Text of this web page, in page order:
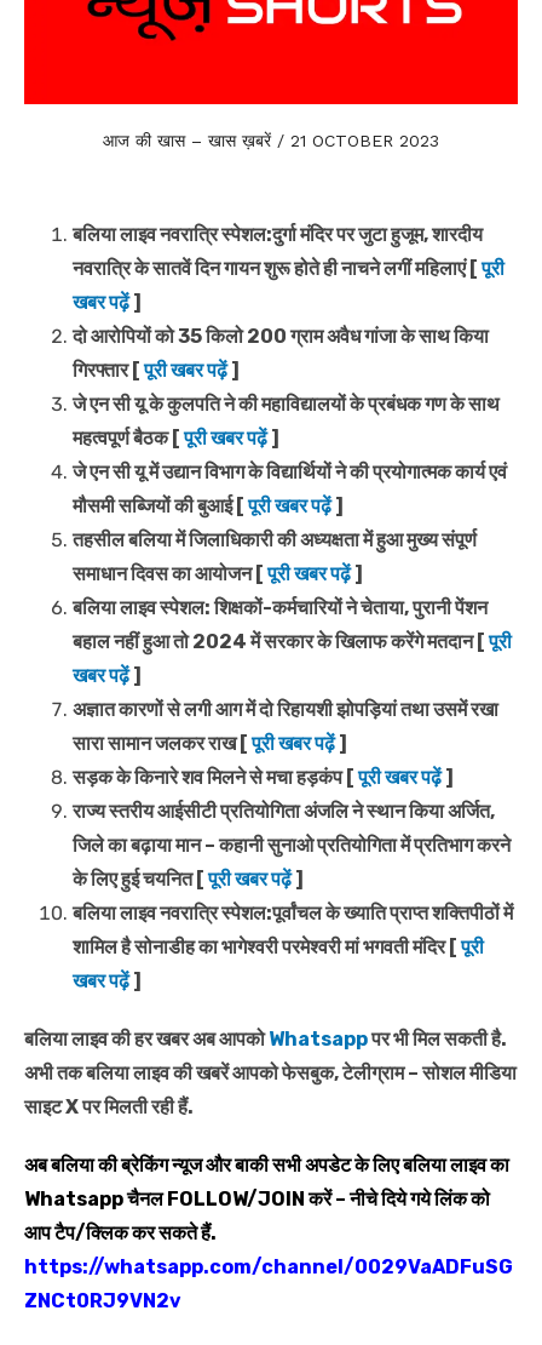
आज की खास – खास ख़बरें / 21 OCTOBER 2023
बलिया लाइव नवरात्रि स्पेशल:दुर्गा मंदिर पर जुटा हुजूम, शारदीय
नवरात्रि के सातवें दिन गायन शुरू होते ही नाचने लगीं महिलाएं [पूरी
खबर पढ़ें]
दो आरोपियों को 35 किलो 200 ग्राम अवैध गांजा के साथ किया
गिरफ्तार [पूरी खबर पढ़ें]
जे एन सी यू के कुलपति ने की महाविद्यालयों के प्रबंधक गण के साथ
महत्वपूर्ण बैठक [पूरी खबर पढ़ें]
जे एन सी यू में उद्यान विभाग के विद्यार्थियों ने की प्रयोगात्मक कार्य एवं
मौसमी सब्जियों की बुआई [पूरी खबर पढ़ें]
तहसील बलिया में जिलाधिकारी की अध्यक्षता में हुआ मुख्य संपूर्ण
समाधान दिवस का आयोजन [पूरी खबर पढ़ें]
बलिया लाइव स्पेशल: शिक्षकों-कर्मचारियों ने चेताया, पुरानी पेंशन
बहाल नहीं हुआ तो 2024 में सरकार के खिलाफ करेंगे मतदान [पूरी
खबर पढ़ें]
अज्ञात कारणों से लगी आग में दो रिहायशी झोपड़ियां तथा उसमें रखा
सारा सामान जलकर राख [पूरी खबर पढ़ें]
सड़क के किनारे शव मिलने से मचा हड़कंप [पूरी खबर पढ़ें]
राज्य स्तरीय आईसीटी प्रतियोगिता अंजलि ने स्थान किया अर्जित,
जिले का बढ़ाया मान – कहानी सुनाओ प्रतियोगिता में प्रतिभाग करने
के लिए हुई चयनित [पूरी खबर पढ़ें]
बलिया लाइव नवरात्रि स्पेशल:पूर्वांचल के ख्याति प्राप्त शक्तिपीठों में
शामिल है सोनाडीह का भागेश्वरी परमेश्वरी मां भगवती मंदिर [पूरी
खबर पढ़ें]
बलिया लाइव की हर खबर अब आपकोWhatsappपर भी मिल सकती है.
अभी तक बलिया लाइव की खबरें आपको फेसबुक, टेलीग्राम – सोशल मीडिया
साइट X पर मिलती रही हैं.
अब बलिया की ब्रेकिंग न्यूज और बाकी सभी अपडेट के लिए बलिया लाइव का
WhatsappचैनलFOLLOW/JOINकरें – नीचे दिये गये लिंक को
आप टैप/क्लिक कर सकते हैं.
https://whatsapp.com/channel/0029VaADFuSG
ZNCt0RJ9VN2v